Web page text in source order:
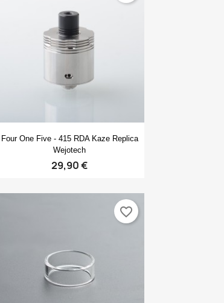
Anteprima
Four One Five - 415 RDA Kaze Replica
Wejotech
29,90 €
favorite_border